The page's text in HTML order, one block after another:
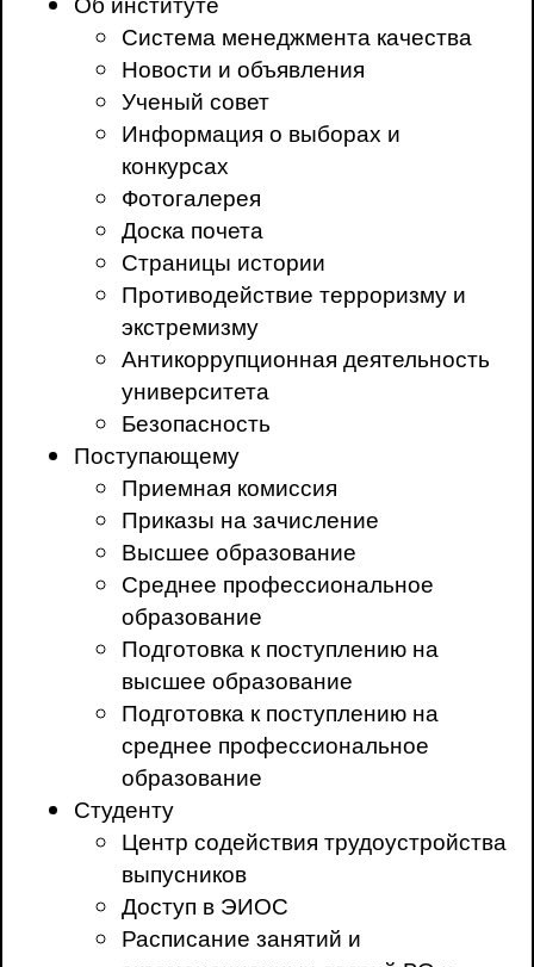
Система менеджмента качества
Новости и объявления
Ученый совет
Информация о выборах и
конкурсах
Фотогалерея
Доска почета
Страницы истории
Противодействие терроризму и
экстремизму
Антикоррупционная деятельность
университета
Безопасность
Поступающему
Приемная комиссия
Приказы на зачисление
Высшее образование
Среднее профессиональное
образование
Подготовка к поступлению на
высшее образование
Подготовка к поступлению на
среднее профессиональное
образование
Студенту
Центр содействия трудоустройства
выпусников
Доступ в ЭИОС
Расписание занятий и